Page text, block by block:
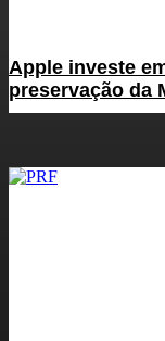
Apple investe
preservação da